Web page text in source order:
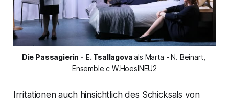
Die Passagierin - E. Tsallagova als Marta - N. Beinart,
Ensemble c W.HoeslNEU2
Irritationen auch hinsichtlich des Schicksals von